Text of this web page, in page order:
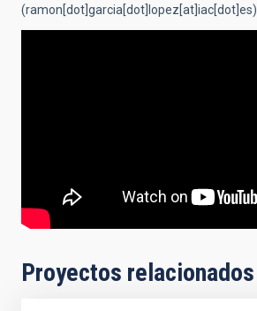
(ramon[dot]garcia[dot]lopez[at]iac[dot]es)
Proyectos relacionados